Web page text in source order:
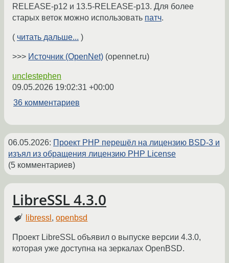
RELEASE-p12 и 13.5-RELEASE-p13. Для более
старых веток можно использовать патч.
( читать дальше... )
>>> Источник (OpenNet) (opennet.ru)
unclestephen
09.05.2026 19:02:31 +00:00
36 комментариев
06.05.2026: Проект PHP перешёл на лицензию BSD-3 и
изъял из обращения лицензию PHP License
(5 комментариев)
LibreSSL 4.3.0
libressl ,openbsd
Проект LibreSSL объявил о выпуске версии 4.3.0,
которая уже доступна на зеркалах OpenBSD.